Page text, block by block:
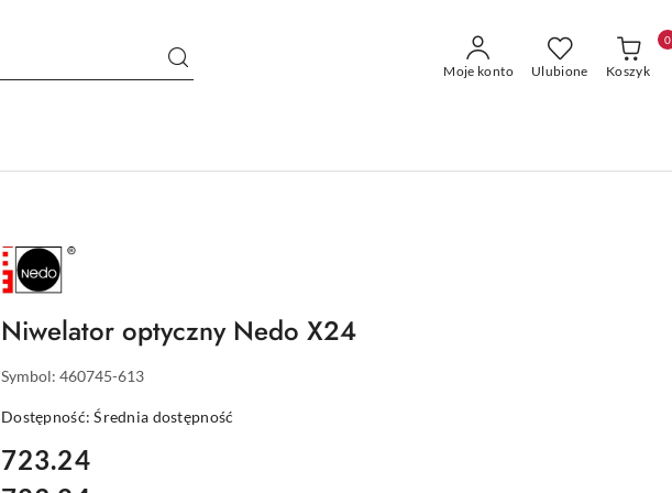
Moje konto Ulubione Koszyk
0
NAZWA
PRODUCENTA:
NEDO
Niwelator optyczny Nedo X24
Symbol: 460745-613
Dostępność:Średnia dostępność
cena:
723.24